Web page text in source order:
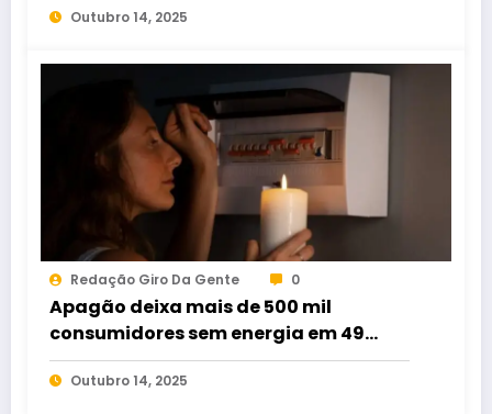
descumprimento de decisão
Outubro 14, 2025
Redação Giro Da Gente 0
Apagão deixa mais de 500 mil
consumidores sem energia em 49
municípios de Goiás
Outubro 14, 2025